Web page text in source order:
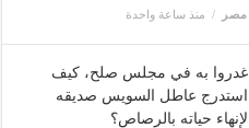
مصر منذ ساعة واحدة
غدروا به في مجلس صلح، كيف
استدرج عاطل السويس صديقه
لإنهاء حياته بالرصاص؟